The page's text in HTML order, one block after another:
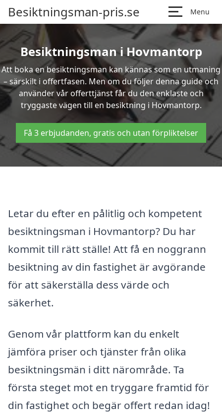
Besiktningsman-pris.se Menu
Besiktningsman i Hovmantorp
Att boka en besiktningsman kan kännas som en utmaning
– särskilt i offertfasen. Men om du följer denna guide och
använder vår offerttjänst får du den enklaste och
tryggaste vägen till en besiktning i Hovmantorp.
Få 3 erbjudanden, gratis och utan förpliktelser
Letar du efter en pålitlig och kompetent
besiktningsman i Hovmantorp? Du har
kommit till rätt ställe! Att få en noggrann
besiktning av din fastighet är avgörande
för att säkerställa dess värde och
säkerhet.
Genom vår plattform kan du enkelt
jämföra priser och tjänster från olika
besiktningsmän i ditt närområde. Ta
första steget mot en tryggare framtid för
din fastighet och begär offert redan idag!